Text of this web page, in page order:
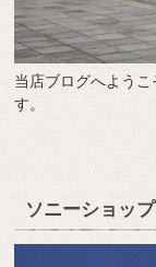
当店ブログへよう
す。
ソニーショッ